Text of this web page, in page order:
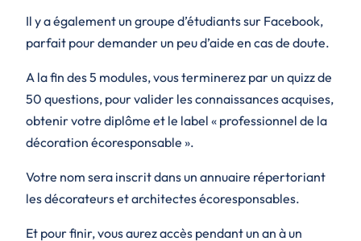
Il y a également un groupe d’étudiants sur Facebook,
parfait pour demander un peu d’aide en cas de doute.
A la fin des 5 modules, vous terminerez par un quizz de
50 questions, pour valider les connaissances acquises,
obtenir votre diplôme et le label « professionnel de la
décoration écoresponsable ».
Votre nom sera inscrit dans un annuaire répertoriant
les décorateurs et architectes écoresponsables.
Et pour finir, vous aurez accès pendant un an à un